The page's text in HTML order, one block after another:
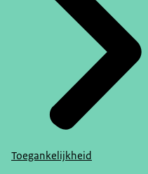
Toegankelijkheid